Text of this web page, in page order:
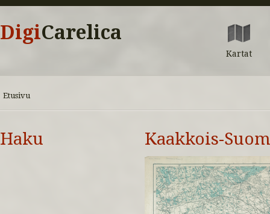
DigiCarelica
Kartat
Etusivu
Haku Kaakkois-